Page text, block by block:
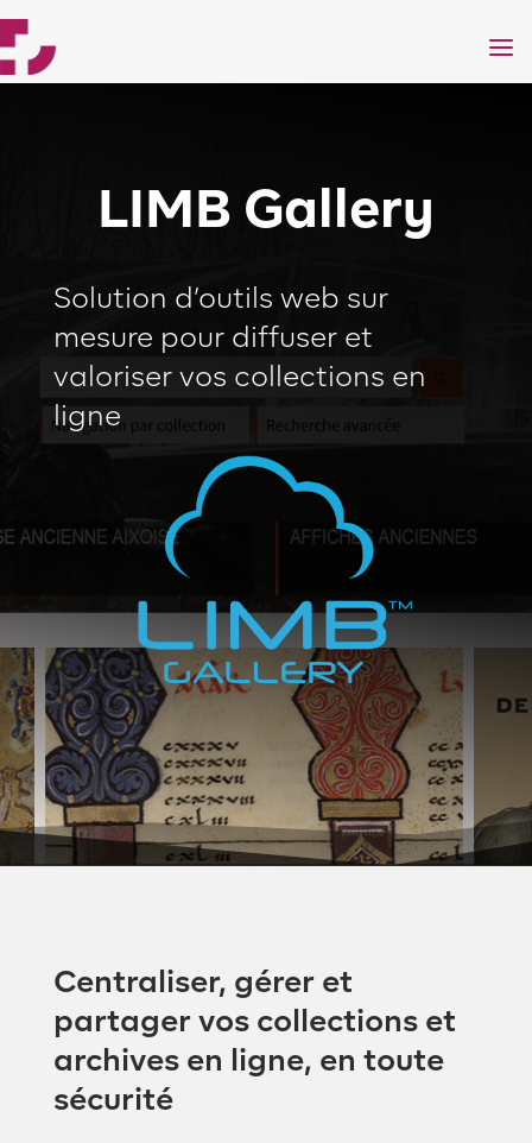
a
LIMB Gallery
Solution d’outils web sur
mesure pour diffuser et
valoriser vos collections en
ligne
Centraliser, gérer et
partager vos collections et
archives en ligne, en toute
sécurité